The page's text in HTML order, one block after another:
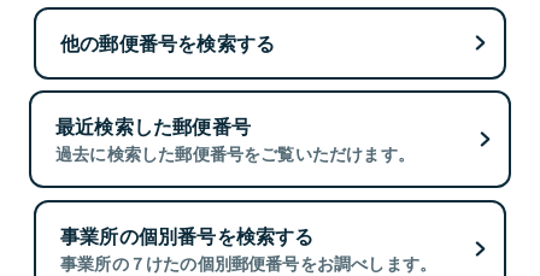
他の郵便番号を検索する
最近検索した郵便番号
過去に検索した郵便番号をご覧いただけます。
事業所の個別番号を検索する
事業所の７けたの個別郵便番号をお調べします。